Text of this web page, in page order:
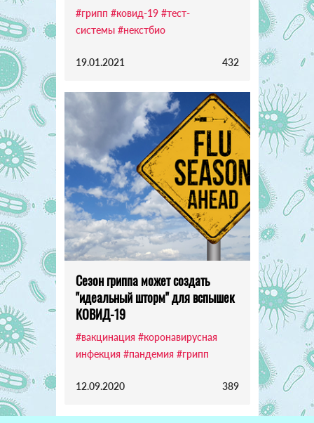
#грипп #ковид-19 #тест-
системы #некстбио
19.01.2021 432
Сезон гриппа может создать
"идеальный шторм" для вспышек
КОВИД-19
#вакцинация #коронавирусная
инфекция #пандемия #грипп
12.09.2020 389